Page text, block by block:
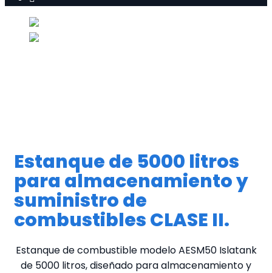
Estanque de 5000 litros
para almacenamiento y
suministro de
combustibles CLASE II.
Estanque de combustible modelo AESM50 Islatank
de 5000 litros, diseñado para almacenamiento y